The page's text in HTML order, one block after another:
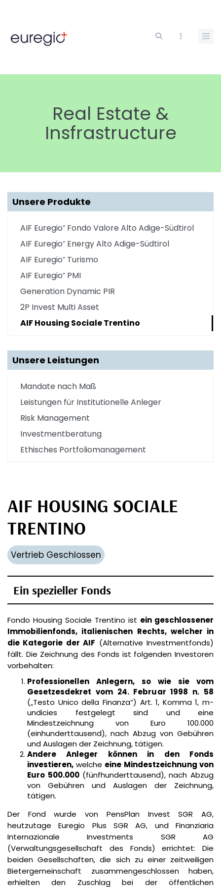
zum
Real Estate &
Insfrastructure
Unsere Produkte
AIF Euregio⁺ Fondo Valore Alto Adige-Südtirol
AIF Euregio⁺ Energy Alto Adige-Südtirol
AIF Euregio⁺ Turismo
AIF Euregio⁺ PMI
Generation Dynamic PIR
2P Invest Multi Asset
AIF Housing Sociale Trentino
Unsere Leistungen
Mandate nach Maß
Leistungen für Institutionelle Anleger
Risk Management
Investmentberatung
Ethisches Portfoliomanagement
AIF HOUSING SOCIALE
TRENTINO
Vertrieb Geschlossen
Ein spezieller Fonds
Fondo Housing Sociale Trentino ist ein geschlossener
Immobilienfonds, italienischen Rechts, welcher in
die Kategorie der AIF (Alternative Investmentfonds)
fällt. Die Zeichnung des Fonds ist folgenden Investoren
vorbehalten:
Professionellen Anlegern, so wie sie vom
Gesetzesdekret vom 24. Februar 1998 n. 58
(„Testo Unico della Finanza“) Art. 1, Komma 1, m-
undicies festgelegt sind und eine
Mindestzeichnung von Euro 100.000
(einhunderttausend), nach Abzug von Gebühren
und Auslagen der Zeichnung, tätigen.
Andere Anleger können in den Fonds
investieren, welche eine Mindestzeichnung von
Euro 500.000 (fünfhunderttausend), nach Abzug
von Gebühren und Auslagen der Zeichnung,
tätigen.
Der Fond wurde von PensPlan Invest SGR AG,
heutzutage Euregio Plus SGR AG, und Finanziaria
Internazionale Investments SGR AG
(Verwaltungsgesellschaft des Fonds) errichtet: Die
beiden Gesellschaften, die sich zu einer zeitweiligen
Bietergemeinschaft zusammengeschlossen haben,
erhielten den Zuschlag bei der öffentlichen